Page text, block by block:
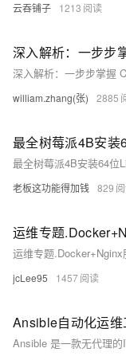
云吞铺子 1213
深入解析：一步步掌握
william.zhang(张) 2885
老板这功能得加钱 829
运维专题
运维专题
jcLee95 1457
Ansible自动化运